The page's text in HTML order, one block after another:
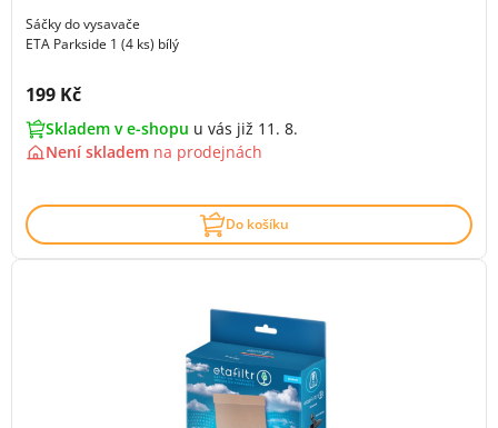
Sáčky do vysavače
ETA Parkside 1 (4 ks) bílý
Cena s DPH:
199 Kč
Skladem v e-shopu u vás již 11. 8.
Není skladem na prodejnách
Do košíku